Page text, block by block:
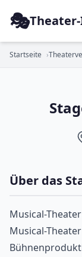
🎭
Startseite
Über das
Musical-
Musical-